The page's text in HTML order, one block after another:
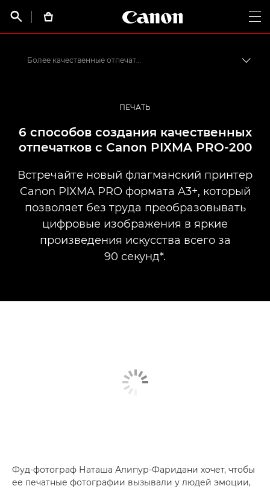
 
Canon Logo, back
Профессиональная фото- и видеосъемка
Последние новости о печати, а также фото- и видеосъемке
ПЕЧАТЬ
6 способов создания качественных
отпечатков с Canon PIXMA PRO-200
Встречайте новый флагманский принтер
Canon PIXMA PRO формата A3+, который
позволяет без труда преобразовывать
цифровые изображения в яркие
произведения искусства всего за
90 секунд*.
Фуд-фотограф Наташа Алипур-Фаридани хочет, чтобы
ее печатные фотографии вызывали у людей эмоции,